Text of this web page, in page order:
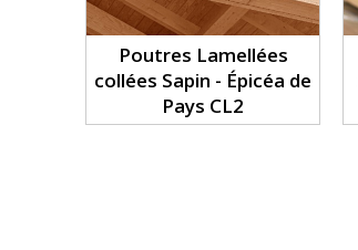
Poutres Lamellées
collées Sapin - Épicéa de
Pays CL2